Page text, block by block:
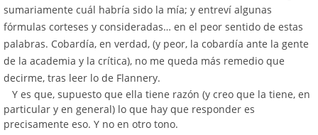
sumariamente cuál habría sido la mía; y entreví algunas
fórmulas corteses y consideradas… en el peor sentido de estas
palabras. Cobardía, en verdad, (y peor, la cobardía ante la gente
de la academia y la crítica), no me queda más remedio que
decirme, tras leer lo de Flannery.
Y es que, supuesto que ella tiene razón (y creo que la tiene, en
particular y en general) lo que hay que responder es
precisamente eso. Y no en otro tono.